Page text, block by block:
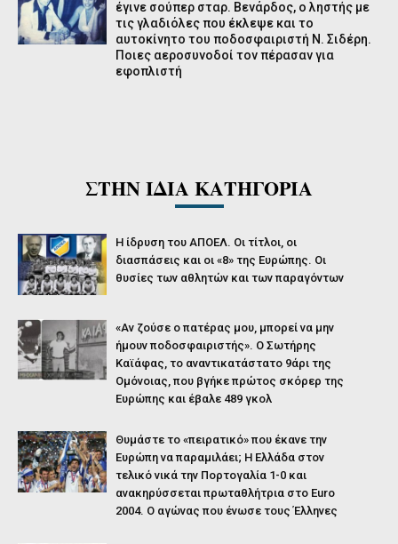
έγινε σούπερ σταρ. Βενάρδος, ο ληστής με
τις γλαδιόλες που έκλεψε και το
αυτοκίνητο του ποδοσφαιριστή Ν. Σιδέρη.
Ποιες αεροσυνοδοί τον πέρασαν για
εφοπλιστή
ΣΤΗΝ ΙΔΙΑ ΚΑΤΗΓΟΡΙΑ
Η ίδρυση του ΑΠΟΕΛ. Οι τίτλοι, οι
διασπάσεις και οι «8» της Ευρώπης. Οι
θυσίες των αθλητών και των παραγόντων
«Αν ζούσε ο πατέρας μου, μπορεί να μην
ήμουν ποδοσφαιριστής». Ο Σωτήρης
Καϊάφας, το αναντικατάστατο 9άρι της
Ομόνοιας, που βγήκε πρώτος σκόρερ της
Ευρώπης και έβαλε 489 γκολ
Θυμάστε το «πειρατικό» που έκανε την
Ευρώπη να παραμιλάει; Η Ελλάδα στον
τελικό νικά την Πορτογαλία 1-0 και
ανακηρύσσεται πρωταθλήτρια στο Euro
2004. Ο αγώνας που ένωσε τους Έλληνες